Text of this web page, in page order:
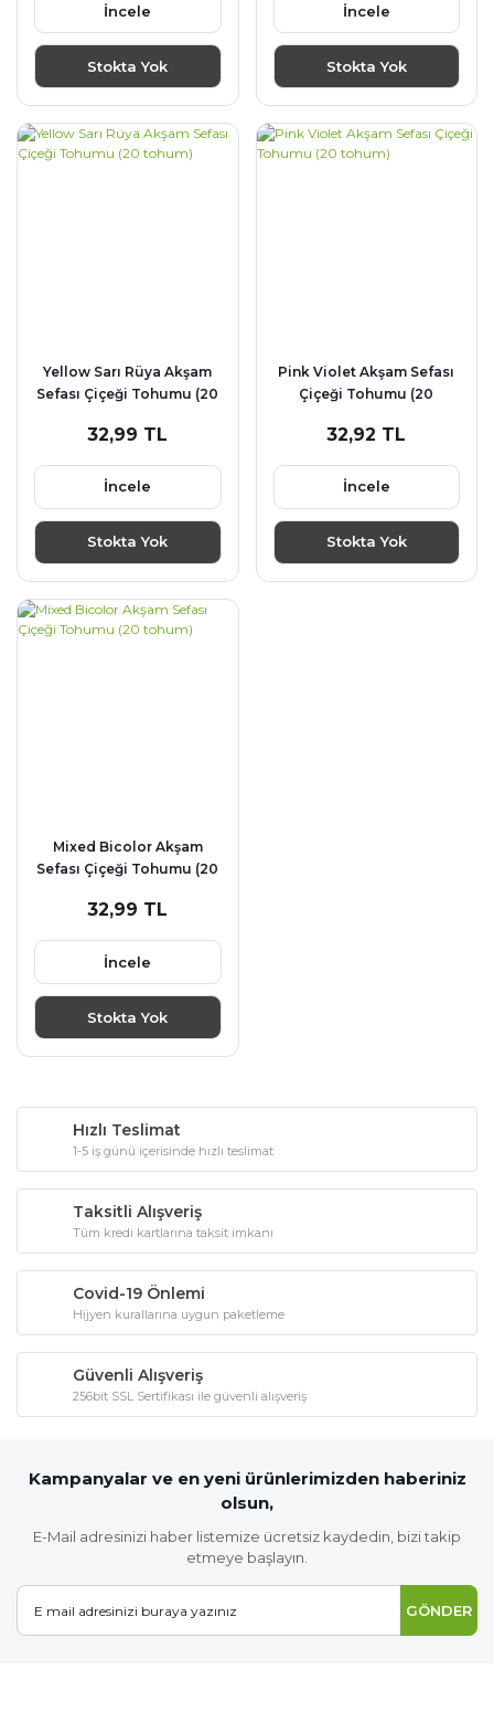
İncele
Stokta Yok
İncele
Stokta Yok
Yellow Sarı Rüya Akşam
Sefası Çiçeği Tohumu (20
32,99 TL
İncele
Stokta Yok
Pink Violet Akşam Sefası
Çiçeği Tohumu (20
32,92 TL
İncele
Stokta Yok
Mixed Bicolor Akşam
Sefası Çiçeği Tohumu (20
32,99 TL
İncele
Stokta Yok
Hızlı Teslimat
1-5 iş günü içerisinde hızlı teslimat
Taksitli Alışveriş
Tüm kredi kartlarına taksit imkanı
Covid-19 Önlemi
Hijyen kurallarına uygun paketleme
Güvenli Alışveriş
256bit SSL Sertifikası ile güvenli alışveriş
Kampanyalar ve en yeni ürünlerimizden haberiniz
olsun,
E-Mail adresinizi haber listemize ücretsiz kaydedin, bizi takip
etmeye başlayın.
GÖNDER